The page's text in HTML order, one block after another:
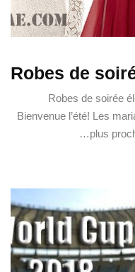
Robes de
Robes de soirée
Bienvenue l’été! Les
plus